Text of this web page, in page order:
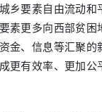
乡要素自由流动和
素更多向西部贫困
金、信息等汇聚的
更有效率、更加公